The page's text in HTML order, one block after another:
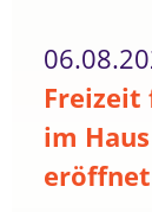
Freizeit
im
eröffnet